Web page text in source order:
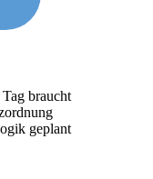
braucht
geplant